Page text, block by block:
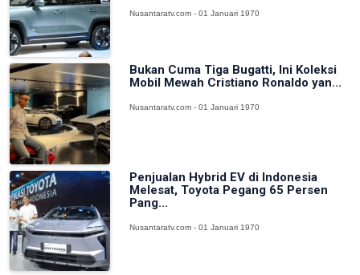
Nusantaratv.com - 01 Januari 1970
Bukan Cuma Tiga Bugatti, Ini Koleksi
Mobil Mewah Cristiano Ronaldo yan...
Nusantaratv.com - 01 Januari 1970
Penjualan Hybrid EV di Indonesia
Melesat, Toyota Pegang 65 Persen
Pang...
Nusantaratv.com - 01 Januari 1970